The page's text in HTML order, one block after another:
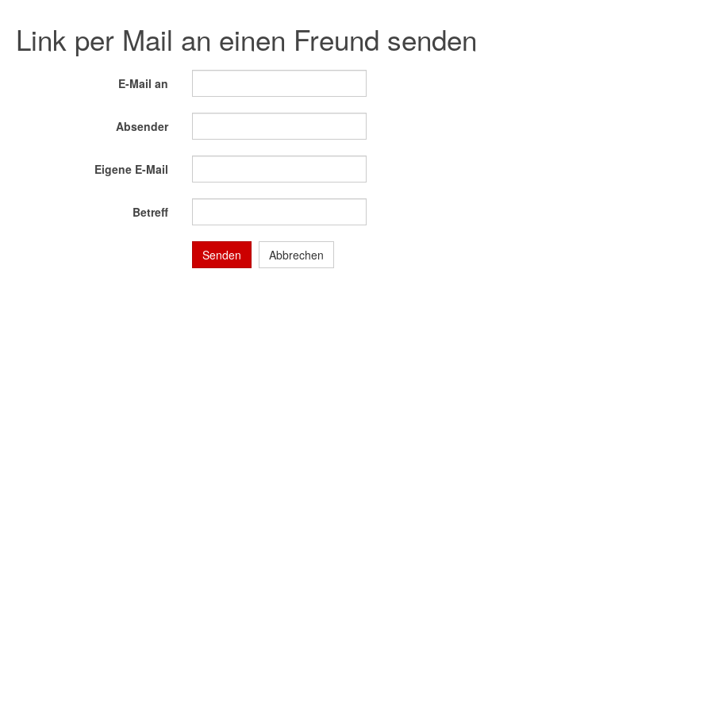
Link per Mail an einen Freund senden
E-Mail an
Absender
Eigene E-Mail
Betreff
Senden Abbrechen